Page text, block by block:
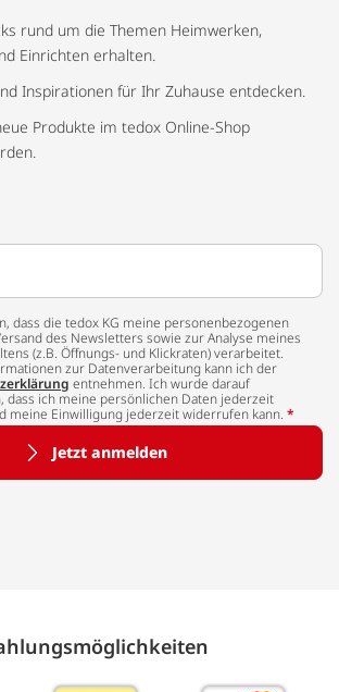
rund um die Themen Heimwerken,
Einrichten erhalten.
Inspirationen für Ihr Zuhause entdecken.
Produkte im tedox Online-Shop
dass die tedox KG meine personenbezogenen
des Newsletters sowie zur Analyse meines
(z.B. Öffnungs- und Klickraten) verarbeitet.
zur Datenverarbeitung kann ich der
entnehmen. Ich wurde darauf
dass ich meine persönlichen Daten jederzeit
meine Einwilligung jederzeit widerrufen kann. *
Jetzt anmelden